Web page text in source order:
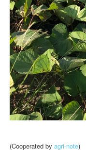
(Cooperated by agri-note)